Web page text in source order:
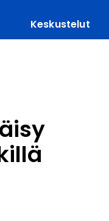
Keskustelut